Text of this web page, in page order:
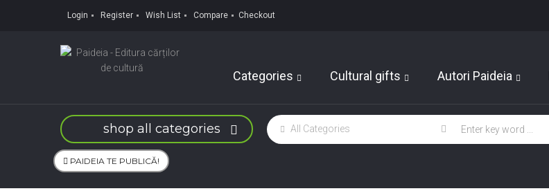
Login Register Wish List Compare Checkout
Categories Cultural gifts Autori Paideia
shop all categories
PAIDEIA TE PUBLICĂ!